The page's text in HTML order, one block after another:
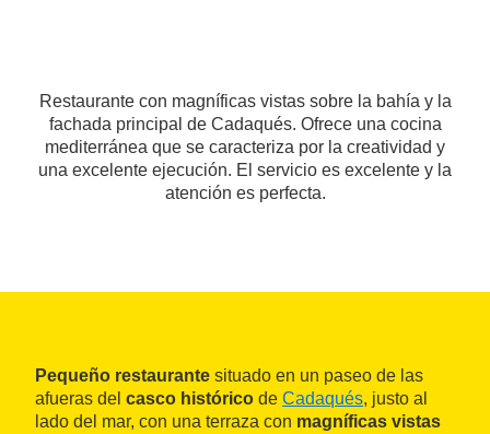
Restaurante con magníficas vistas sobre la bahía y la
fachada principal de Cadaqués. Ofrece una cocina
mediterránea que se caracteriza por la creatividad y
una excelente ejecución. El servicio es excelente y la
atención es perfecta.
Pequeño restaurante situado en un paseo de las
afueras del casco histórico de Cadaqués, justo al
lado del mar, con una terraza con magníficas vistas